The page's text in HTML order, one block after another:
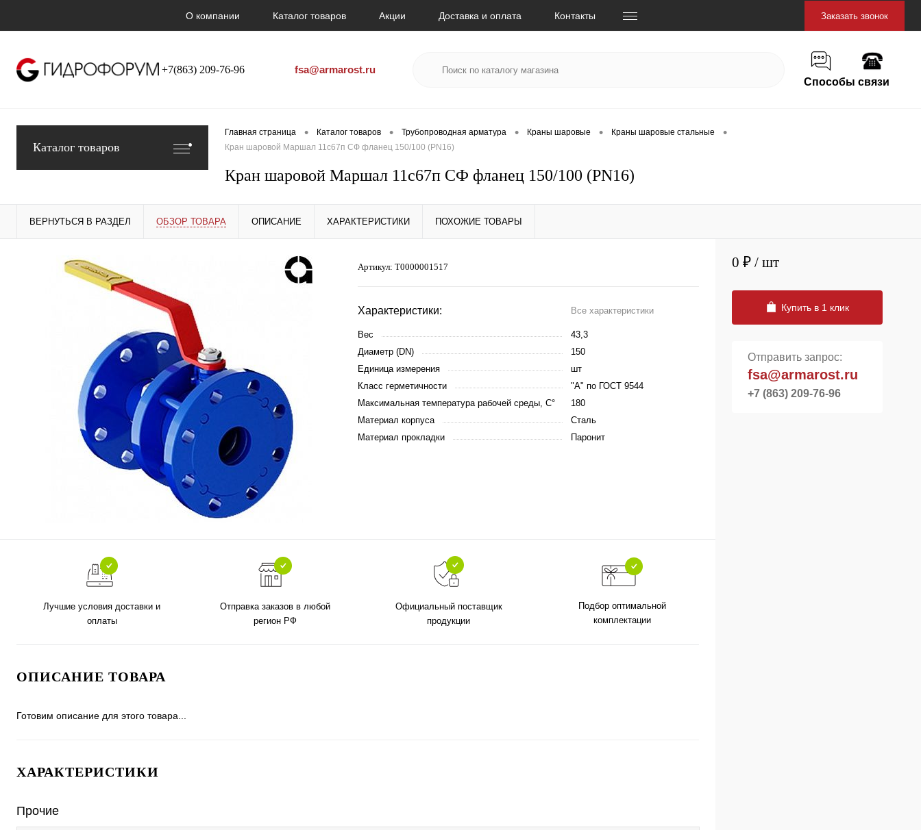
О компании Каталог товаров Акции Доставка и оплата Контакты Заказать звонок
+7(863) 209-76-96
fsa@armarost.ru
Способы связи
Каталог товаров
Главная страница • Каталог товаров • Трубопроводная арматура • Краны шаровые • Краны шаровые стальные •
Кран шаровой Маршал 11с67п СФ фланец 150/100 (PN16)
Кран шаровой Маршал 11с67п СФ фланец 150/100 (PN16)
ВЕРНУТЬСЯ В РАЗДЕЛ ОБЗОР ТОВАРА ОПИСАНИЕ ХАРАКТЕРИСТИКИ ПОХОЖИЕ ТОВАРЫ
Артикул: Т0000001517
Характеристики: Все характеристики
Вес
43,3
Диаметр (DN)
150
Единица измерения
шт
Класс герметичности
"А" по ГОСТ 9544
Максимальная температура рабочей среды, С°
180
Материал корпуса
Сталь
Материал прокладки
Паронит
Лучшие условия доставки и
оплаты
Отправка заказов в любой
регион РФ
Официальный поставщик
продукции
Подбор оптимальной
комплектации
ОПИСАНИЕ ТОВАРА
Готовим описание для этого товара...
ХАРАКТЕРИСТИКИ
Прочие
0 ₽ / шт
Купить в 1 клик
Отправить запрос:
fsa@armarost.ru
+7 (863) 209-76-96